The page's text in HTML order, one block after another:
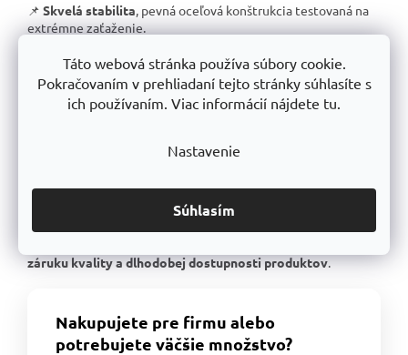
Táto webová stránka používa súbory cookie.
Pokračovaním v prehliadaní tejto stránky súhlasíte s
ich používaním. Viac informácií nájdete tu.
Nastavenie
Súhlasím
📌 Skvelá stabilita , pevná oceľová konštrukcia testovaná na
extrémne zaťaženie.
uvedené zaťaženie.
📌Perfektná ergonómia, jednoduchá manipulácia a
prispôsobenie výšky políc.
spracovanie za férovú cenu.
Dlhodobo dostupný produktový rad
záruku kvality a dlhodobej dostupnosti produktov.
Nakupujete pre firmu alebo
potrebujete väčšie množstvo?